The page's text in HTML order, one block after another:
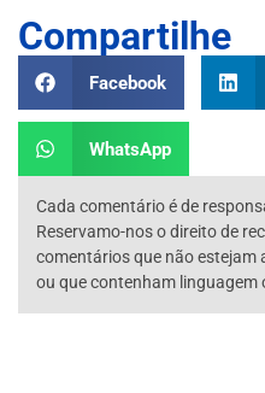
Compartilhe
Facebook
WhatsApp
Cada comentário é de
Reservamo-nos o direito de
comentários que não estejam
ou que contenham linguagem